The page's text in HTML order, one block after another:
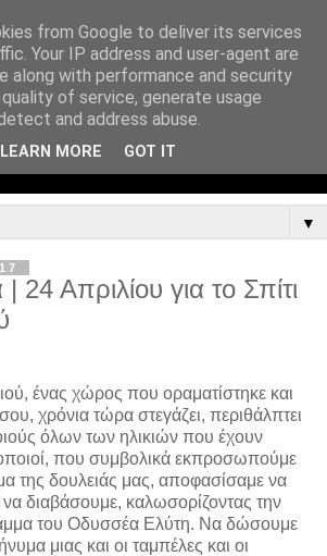
▼
Απριλίου για το Σπίτι
ένας χώρος που οραματίστηκε και
χρόνια τώρα στεγάζει, περιθάλπτει
όλων των ηλικιών που έχουν
που συμβολικά εκπροσωπούμε
της δουλειάς μας, αποφασίσαμε να
να διαβάσουμε, καλωσορίζοντας την
του Οδυσσέα Ελύτη. Να δώσουμε
μιας και οι ταμπέλες και οι
from Google to deliver its services
Your IP address and user-agent are
along with performance and security
of service, generate usage
and address abuse.
LEARN MORE GOT IT